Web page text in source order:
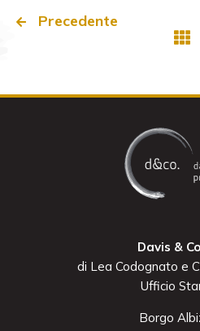
Precedente
Davis &
di Lea Codognato e
Ufficio
Borgo